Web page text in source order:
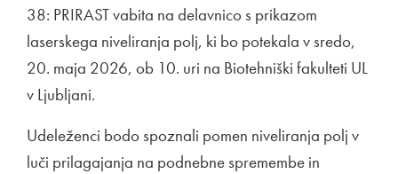
38: PRIRAST vabita na delavnico s prikazom
laserskega niveliranja polj, ki bo potekala v sredo,
20. maja 2026, ob 10. uri na Biotehniški fakulteti UL
v Ljubljani.
Udeleženci bodo spoznali pomen niveliranja polj v
luči prilagajanja na podnebne spremembe in